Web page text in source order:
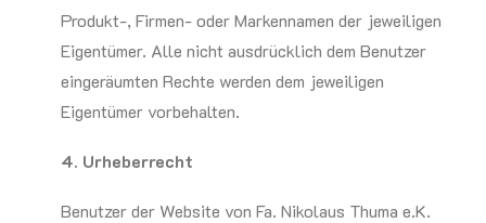
Produkt-, Firmen- oder Markennamen der jeweiligen
Eigentümer. Alle nicht ausdrücklich dem Benutzer
eingeräumten Rechte werden dem jeweiligen
Eigentümer vorbehalten.
4. Urheberrecht
Benutzer der Website von Fa. Nikolaus Thuma e.K.